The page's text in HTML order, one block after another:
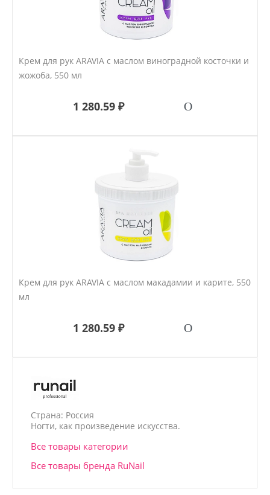
Крем для рук ARAVIA с маслом виноградной косточки и
жожоба, 550 мл
1 280.59 ₽
Крем для рук ARAVIA с маслом макадамии и карите, 550
мл
1 280.59 ₽
Страна: Россия
Ногти, как произведение искусства.
Все товары категории
Все товары бренда RuNail